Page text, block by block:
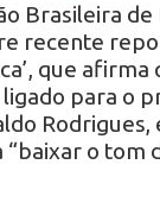
Brasileira de
recente
que afirma
para o
Rodrigues,
o tom